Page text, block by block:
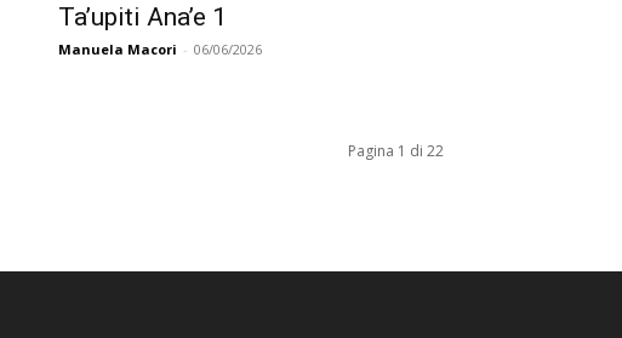
Ta’upiti Ana’e 1
Manuela Macori - 06/06/2026
Pagina 1 di 22